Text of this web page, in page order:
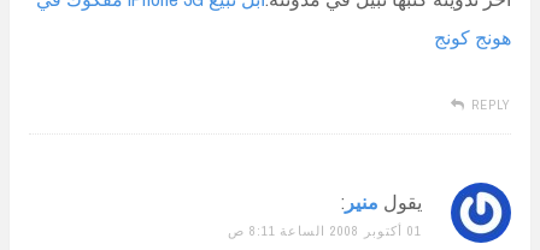
هونج كونج
REPLY
يقول منير :
01 أكتوبر 2008 الساعة 8:11 ص